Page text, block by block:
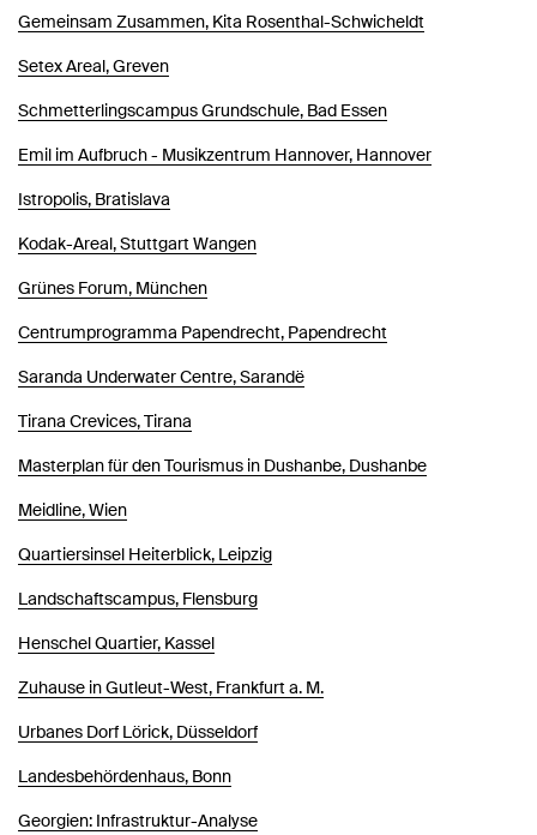
Gemeinsam Zusammen, Kita Rosenthal-Schwicheldt
Setex Areal, Greven
Schmetterlingscampus Grundschule, Bad Essen
Emil im Aufbruch - Musikzentrum Hannover, Hannover
Istropolis, Bratislava
Kodak-Areal, Stuttgart Wangen
Grünes Forum, München
Centrumprogramma Papendrecht, Papendrecht
Saranda Underwater Centre, Sarandë
Tirana Crevices, Tirana
Masterplan für den Tourismus in Dushanbe, Dushanbe
Meidline, Wien
Quartiersinsel Heiterblick, Leipzig
Landschaftscampus, Flensburg
Henschel Quartier, Kassel
Zuhause in Gutleut-West, Frankfurt a. M.
Urbanes Dorf Lörick, Düsseldorf
Landesbehördenhaus, Bonn
Georgien: Infrastruktur-Analyse